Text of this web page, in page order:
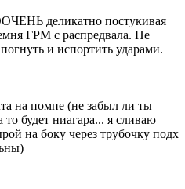
деликатно постукивая
ГРМ с распредвала. Не
и испортить ударами.
на помпе (не забыл ли ты
будет ниагара... я сливаю
на боку через трубочку подх